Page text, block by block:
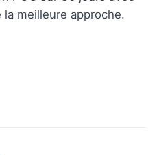
meilleure approche.